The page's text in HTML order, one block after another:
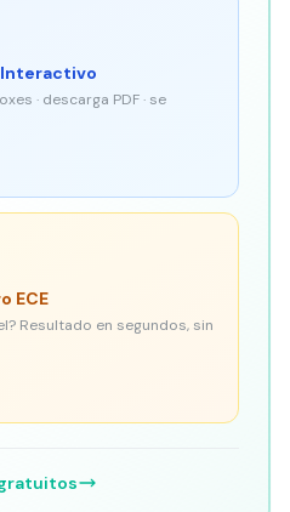
· descarga PDF · se
ECE
Resultado en segundos, sin